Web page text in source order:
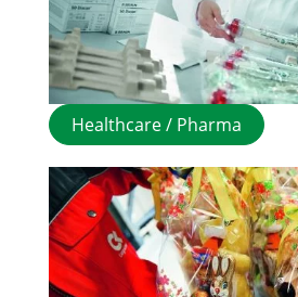
Healthcare / Pharma